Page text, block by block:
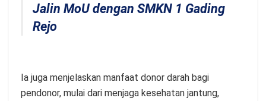
Jalin MoU dengan SMKN 1 Gading
Rejo
Ia juga menjelaskan manfaat donor darah bagi
pendonor, mulai dari menjaga kesehatan jantung,